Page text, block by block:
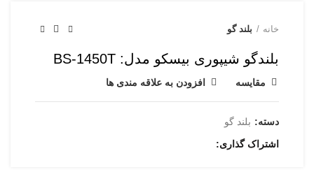
خانه بلند گو
بلندگو شیپوری بیسکو مدل: BS-1450T
مقایسه افزودن به علاقه مندی ها
دسته: بلند گو
اشتراک گذاری